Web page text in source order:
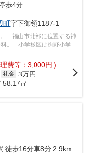
歩4分
町字下御領1187-1
福山市北部に位置する神
。 小学校区は御野小学校
費等：3,000円 )
礼金 3万円
58.17㎡
徒歩16分車8分 2.9km